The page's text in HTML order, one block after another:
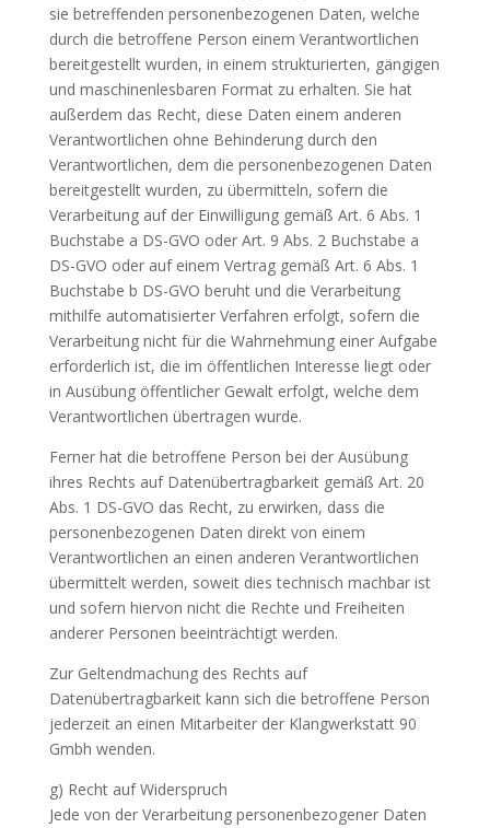
sie betreffenden personenbezogenen Daten, welche
durch die betroffene Person einem Verantwortlichen
bereitgestellt wurden, in einem strukturierten, gängigen
und maschinenlesbaren Format zu erhalten. Sie hat
außerdem das Recht, diese Daten einem anderen
Verantwortlichen ohne Behinderung durch den
Verantwortlichen, dem die personenbezogenen Daten
bereitgestellt wurden, zu übermitteln, sofern die
Verarbeitung auf der Einwilligung gemäß Art. 6 Abs. 1
Buchstabe a DS-GVO oder Art. 9 Abs. 2 Buchstabe a
DS-GVO oder auf einem Vertrag gemäß Art. 6 Abs. 1
Buchstabe b DS-GVO beruht und die Verarbeitung
mithilfe automatisierter Verfahren erfolgt, sofern die
Verarbeitung nicht für die Wahrnehmung einer Aufgabe
erforderlich ist, die im öffentlichen Interesse liegt oder
in Ausübung öffentlicher Gewalt erfolgt, welche dem
Verantwortlichen übertragen wurde.
Ferner hat die betroffene Person bei der Ausübung
ihres Rechts auf Datenübertragbarkeit gemäß Art. 20
Abs. 1 DS-GVO das Recht, zu erwirken, dass die
personenbezogenen Daten direkt von einem
Verantwortlichen an einen anderen Verantwortlichen
übermittelt werden, soweit dies technisch machbar ist
und sofern hiervon nicht die Rechte und Freiheiten
anderer Personen beeinträchtigt werden.
Zur Geltendmachung des Rechts auf
Datenübertragbarkeit kann sich die betroffene Person
jederzeit an einen Mitarbeiter der Klangwerkstatt 90
Gmbh wenden.
g) Recht auf Widerspruch
Jede von der Verarbeitung personenbezogener Daten